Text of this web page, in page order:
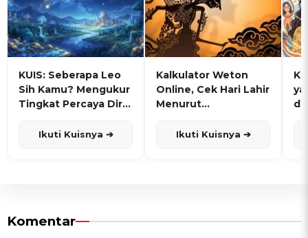
KUIS: Seberapa Leo
Sih Kamu? Mengukur
Tingkat Percaya Diri
Ikuti Kuisnya ➔
Kalkulator Weton
Online, Cek Hari Lahir
Menurut
Ikuti Kuisnya ➔
Komentar